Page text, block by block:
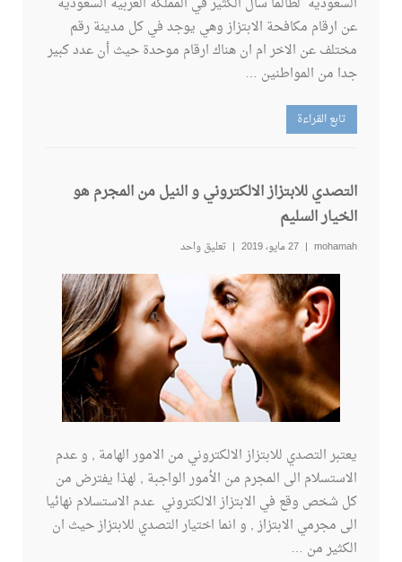
عن ارقام مكافحة الابتزاز وهي يوجد في كل مدينة رقم
مختلف عن الاخر ام ان هناك ارقام موحدة حيث أن عدد كبير
جدا من المواطنين …
تابع القراءة
التصدي للابتزاز الالكتروني و النيل من المجرم هو
الخيار السليم
mohamah 27 مايو، 2019 تعليق واحد
يعتبر التصدي للابتزاز الالكتروني من الامور الهامة , و عدم
الاستسلام الى المجرم من الأمور الواجبة , لهذا يفترض من
كل شخص وقع في الابتزاز الالكتروني عدم الاستسلام نهائيا
الى مجرمي الابتزاز , و انما اختيار التصدي للابتزاز حيث ان
الكثير من …